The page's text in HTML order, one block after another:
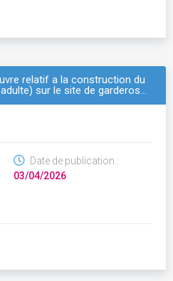
relatif a la construction du
sur le site de garderos…
Date de publication :
03/04/2026